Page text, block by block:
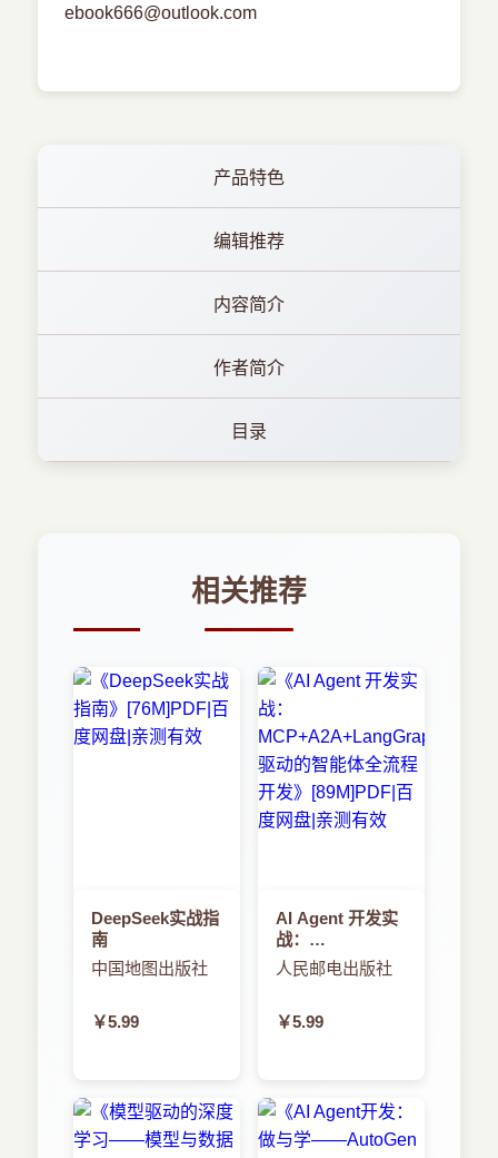
ebook666@outlook.com
产品特色
编辑推荐
内容简介
作者简介
目录
相关推荐
DeepSeek实战指
南
中国地图出版社
￥5.99
AI Agent 开发实
战：
MCP+A2A+LangGraph
驱动的智能体全
人民邮电出版社
￥5.99